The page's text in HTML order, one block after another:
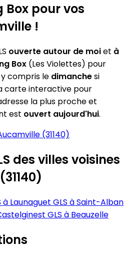
Box pour vos
!
ouverte autour de moiet à
Box (Les Violettes) pour
y compris le dimanchesi
carte interactive pour
la plus proche et
est ouvert aujourd'hui.
(31140)
des villes voisines
à Launaguet GLS à Saint-Alban
GLS à Beauzelle